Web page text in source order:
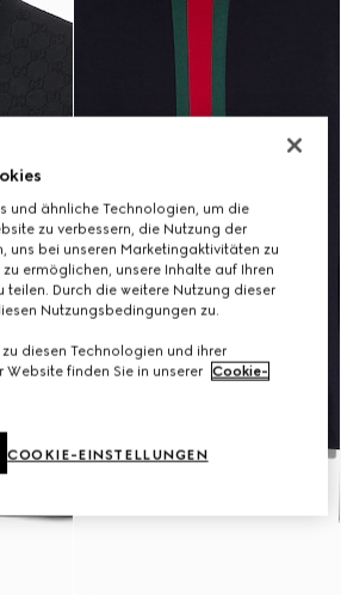
und ähnliche Technologien, um die
zu verbessern, die Nutzung der
uns bei unseren Marketingaktivitäten zu
ermöglichen, unsere Inhalte auf Ihren
teilen. Durch die weitere Nutzung dieser
Nutzungsbedingungen zu.
diesen Technologien und ihrer
finden Sie in unserer Cookie-
COOKIE-EINSTELLUNGEN